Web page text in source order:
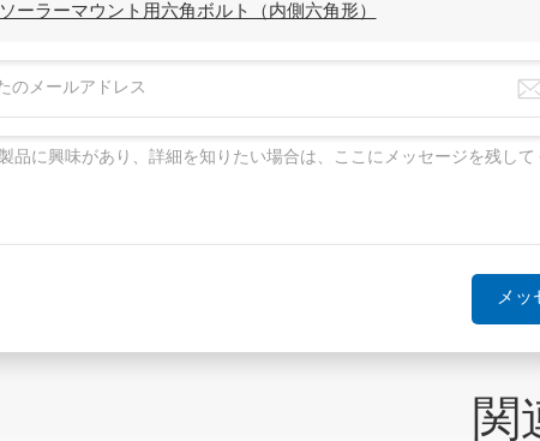
ソーラーマウント用六角ボルト（内側六角形）
メッ
関